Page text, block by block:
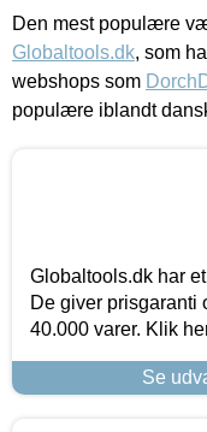
Den mest populære
Globaltools.dk, som
webshops som
populære iblandt
Globaltools.dk har
De giver prisgaranti
40.000 varer. Klik
Se